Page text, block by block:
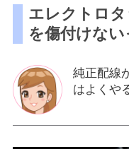
エレクトロ
を傷付けな
純正配線
はよくや